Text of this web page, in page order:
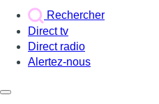
Rechercher
Direct tv
Direct radio
Alertez-nous